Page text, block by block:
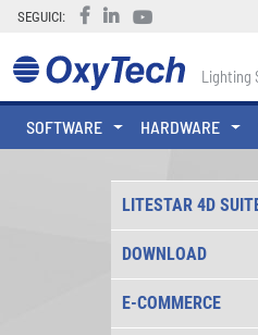
SEGUICI:
Lighting
SOFTWARE HARDWARE
LITESTAR 4D
DOWNLOAD
E-COMMERCE